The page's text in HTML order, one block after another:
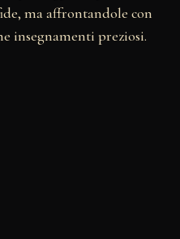
ma affrontandole con
insegnamenti preziosi.